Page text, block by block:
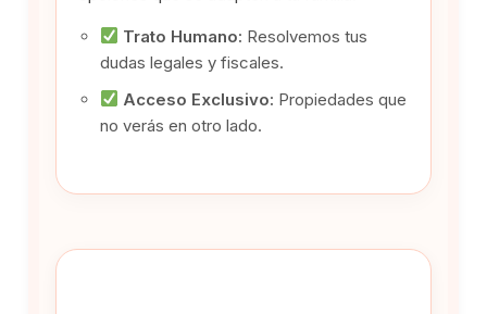
Trato Humano: Resolvemos tus
dudas legales y fiscales.
Acceso Exclusivo: Propiedades que
no verás en otro lado.